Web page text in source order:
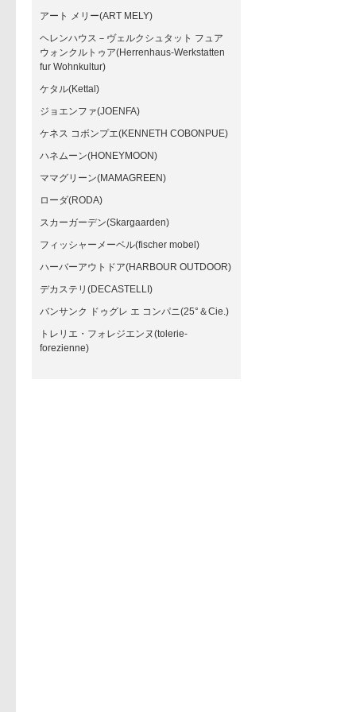
アート メリー(ART MELY)
ヘレンハウス－ヴェルクシュタット フュア
ウォンクルトゥア(Herrenhaus-Werkstatten
fur Wohnkultur)
ケタル(Kettal)
ジョエンファ(JOENFA)
ケネス コボンプエ(KENNETH COBONPUE)
ハネムーン(HONEYMOON)
ママグリーン(MAMAGREEN)
ローダ(RODA)
スカーガーデン(Skargaarden)
フィッシャーメーベル(fischer mobel)
ハーバーアウトドア(HARBOUR OUTDOOR)
デカステリ(DECASTELLI)
バンサンク ドゥグレ エ コンパニ(25°＆Cie.)
トレリエ・フォレジエンヌ(tolerie-
forezienne)